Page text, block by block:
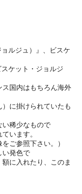
ルジュ）』、ビスケ
ケット・ジョルジ
国内はもちろん海外
に掛けられていたも
い稀少なもので
います。
ご参照下さい。）
い発色で
に入れたり、このま